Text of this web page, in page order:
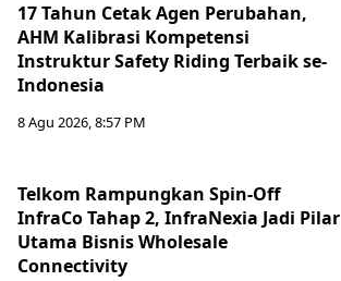
17 Tahun Cetak Agen Perubahan,
AHM Kalibrasi Kompetensi
Instruktur Safety Riding Terbaik se-
Indonesia
8 Agu 2026, 8:57 PM
Telkom Rampungkan Spin-Off
InfraCo Tahap 2, InfraNexia Jadi Pilar
Utama Bisnis Wholesale
Connectivity